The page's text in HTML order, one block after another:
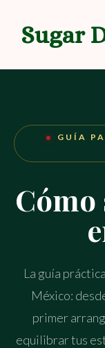
contenido
Sugar
GUÍA
La guía
México:
primer
equilibrar tus